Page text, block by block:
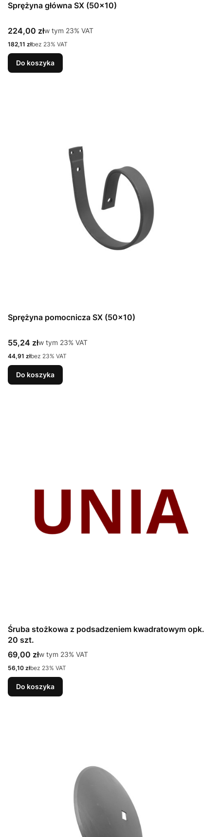
Sprężyna główna SX (50x10)
Cena brutto
224,00 złw tym %s VAT
w tym 23% VAT
Cena netto
182,11 złbez 23% VAT
Do koszyka
Sprężyna pomocnicza SX (50x10)
Cena brutto
55,24 złw tym %s VAT
w tym 23% VAT
Cena netto
44,91 złbez 23% VAT
Do koszyka
Śruba stożkowa z podsadzeniem kwadratowym opk.
20 szt.
Cena brutto
69,00 złw tym %s VAT
w tym 23% VAT
Cena netto
56,10 złbez 23% VAT
Do koszyka